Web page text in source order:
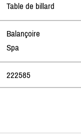
Table de billard
Balançoire
Spa
222585